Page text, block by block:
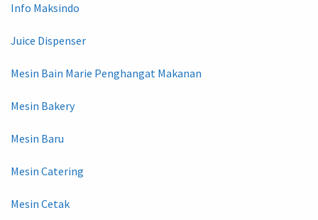
Info Maksindo
Juice Dispenser
Mesin Bain Marie Penghangat Makanan
Mesin Bakery
Mesin Baru
Mesin Catering
Mesin Cetak